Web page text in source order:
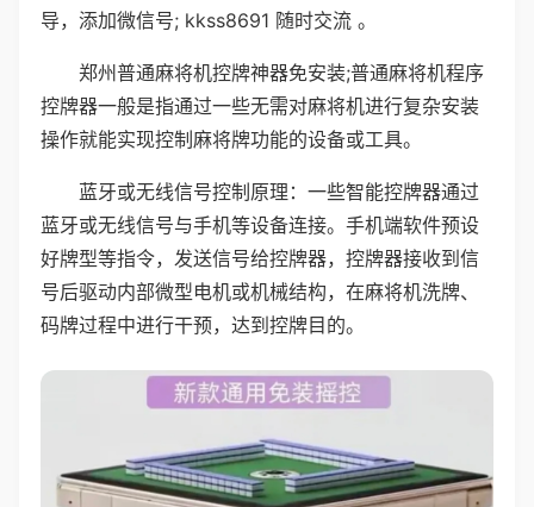
导，添加微信号; kkss8691 随时交流 。
郑州普通麻将机控牌神器免安装;普通麻将机程序
控牌器一般是指通过一些无需对麻将机进行复杂安装
操作就能实现控制麻将牌功能的设备或工具。
蓝牙或无线信号控制原理：一些智能控牌器通过
蓝牙或无线信号与手机等设备连接。手机端软件预设
好牌型等指令，发送信号给控牌器，控牌器接收到信
号后驱动内部微型电机或机械结构，在麻将机洗牌、
码牌过程中进行干预，达到控牌目的。